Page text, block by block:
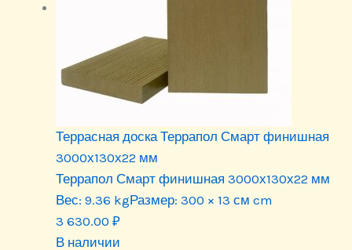
Террасная доска Террапол Смарт финишная
3000х130х22 мм
Террапол Смарт финишная 3000х130х22 мм
Вес: 9.36 kgРазмер: 300 × 13 см cm
3 630.00 ₽
В наличии